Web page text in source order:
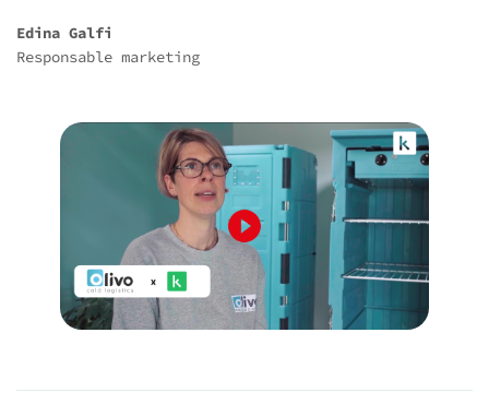
Edina Galfi
Responsable marketing